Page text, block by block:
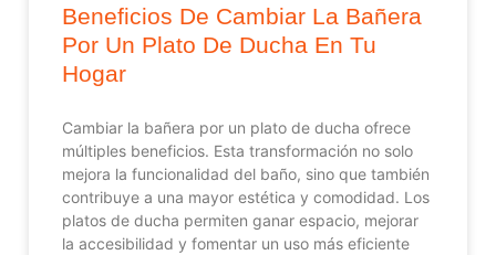
Beneficios De Cambiar La Bañera
Por Un Plato De Ducha En Tu
Hogar
Cambiar la bañera por un plato de ducha ofrece
múltiples beneficios. Esta transformación no solo
mejora la funcionalidad del baño, sino que también
contribuye a una mayor estética y comodidad. Los
platos de ducha permiten ganar espacio, mejorar
la accesibilidad y fomentar un uso más eficiente